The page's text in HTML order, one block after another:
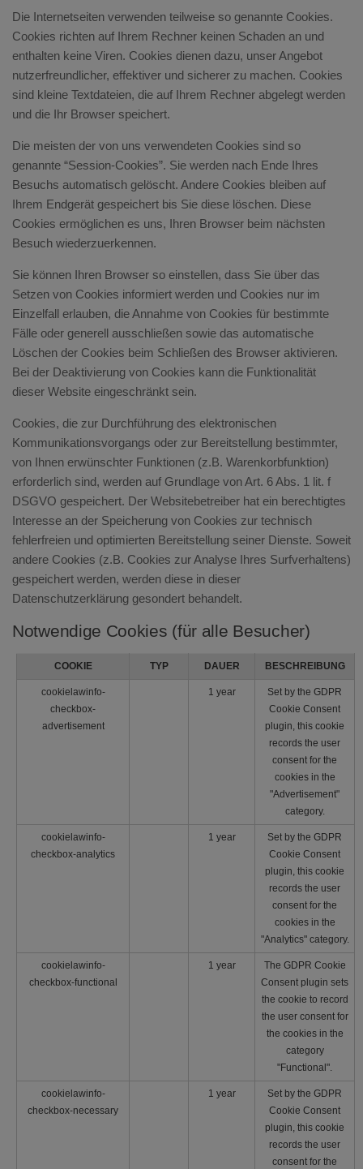
Die Internetseiten verwenden teilweise so genannte Cookies.
Cookies richten auf Ihrem Rechner keinen Schaden an und
enthalten keine Viren. Cookies dienen dazu, unser Angebot
nutzerfreundlicher, effektiver und sicherer zu machen. Cookies
sind kleine Textdateien, die auf Ihrem Rechner abgelegt werden
und die Ihr Browser speichert.
Die meisten der von uns verwendeten Cookies sind so
genannte “Session-Cookies”. Sie werden nach Ende Ihres
Besuchs automatisch gelöscht. Andere Cookies bleiben auf
Ihrem Endgerät gespeichert bis Sie diese löschen. Diese
Cookies ermöglichen es uns, Ihren Browser beim nächsten
Besuch wiederzuerkennen.
Sie können Ihren Browser so einstellen, dass Sie über das
Setzen von Cookies informiert werden und Cookies nur im
Einzelfall erlauben, die Annahme von Cookies für bestimmte
Fälle oder generell ausschließen sowie das automatische
Löschen der Cookies beim Schließen des Browser aktivieren.
Bei der Deaktivierung von Cookies kann die Funktionalität
dieser Website eingeschränkt sein.
Cookies, die zur Durchführung des elektronischen
Kommunikationsvorgangs oder zur Bereitstellung bestimmter,
von Ihnen erwünschter Funktionen (z.B. Warenkorbfunktion)
erforderlich sind, werden auf Grundlage von Art. 6 Abs. 1 lit. f
DSGVO gespeichert. Der Websitebetreiber hat ein berechtigtes
Interesse an der Speicherung von Cookies zur technisch
fehlerfreien und optimierten Bereitstellung seiner Dienste. Soweit
andere Cookies (z.B. Cookies zur Analyse Ihres Surfverhaltens)
gespeichert werden, werden diese in dieser
Datenschutzerklärung gesondert behandelt.
Notwendige Cookies (für alle Besucher)
COOKIE TYP DAUER BESCHREIBUNG
cookielawinfo-
checkbox-
advertisement
1 year
Set by the GDPR
Cookie Consent
plugin, this cookie
records the user
consent for the
cookies in the
"Advertisement"
category.
cookielawinfo-
checkbox-analytics
1 year
Set by the GDPR
Cookie Consent
plugin, this cookie
records the user
consent for the
cookies in the
"Analytics" category.
cookielawinfo-
checkbox-functional
1 year
The GDPR Cookie
Consent plugin sets
the cookie to record
the user consent for
the cookies in the
category
"Functional".
cookielawinfo-
checkbox-necessary
1 year
Set by the GDPR
Cookie Consent
plugin, this cookie
records the user
consent for the